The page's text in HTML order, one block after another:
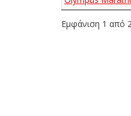
Εμφάνιση 1 από